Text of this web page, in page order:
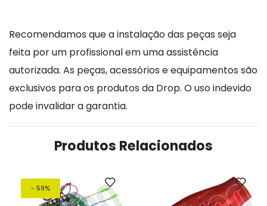
Recomendamos que a instalação das peças seja
feita por um profissional em uma assistência
autorizada. As peças, acessórios e equipamentos são
exclusivos para os produtos da Drop. O uso indevido
pode invalidar a garantia.
Produtos Relacionados
- 59%